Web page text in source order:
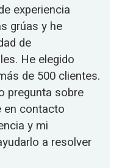
experiencia
grúas y he
de
He elegido
de 500 clientes.
pregunta sobre
en contacto
y mi
a resolver